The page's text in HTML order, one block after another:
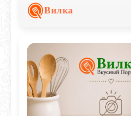
соус более мягким и
Вилка